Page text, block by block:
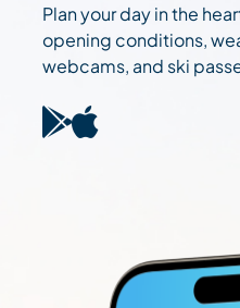
Plan your day in the
opening conditions,
webcams, and ski